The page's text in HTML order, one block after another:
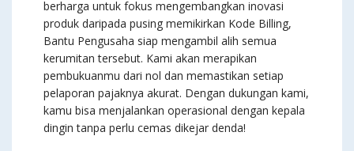
berharga untuk fokus mengembangkan inovasi
produk daripada pusing memikirkan Kode Billing,
Bantu Pengusaha siap mengambil alih semua
kerumitan tersebut. Kami akan merapikan
pembukuanmu dari nol dan memastikan setiap
pelaporan pajaknya akurat. Dengan dukungan kami,
kamu bisa menjalankan operasional dengan kepala
dingin tanpa perlu cemas dikejar denda!